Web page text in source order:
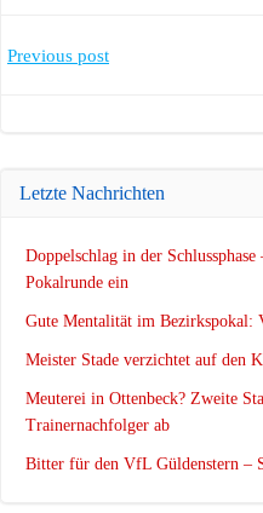
Post
Previous post
Letzte Nachrichten
Doppelschlag in der
Pokalrunde ein
Gute Mentalität im Bezirkspokal:
Meister Stade verzichtet auf den
Meuterei in Ottenbeck? Zweite
Trainernachfolger ab
Bitter für den VfL Güldenstern –